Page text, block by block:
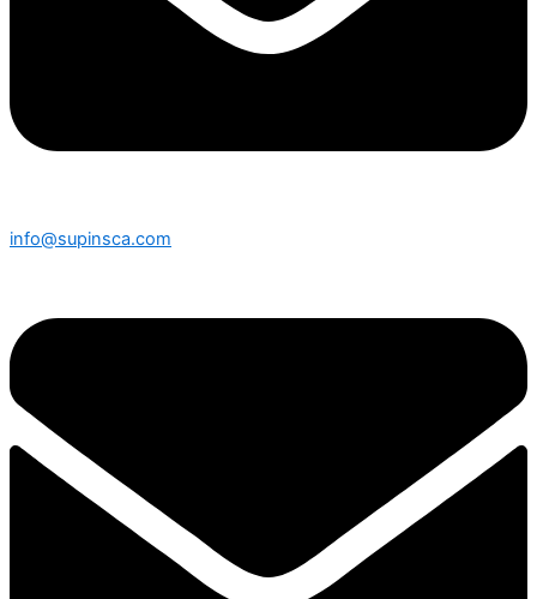
info@supinsca.com